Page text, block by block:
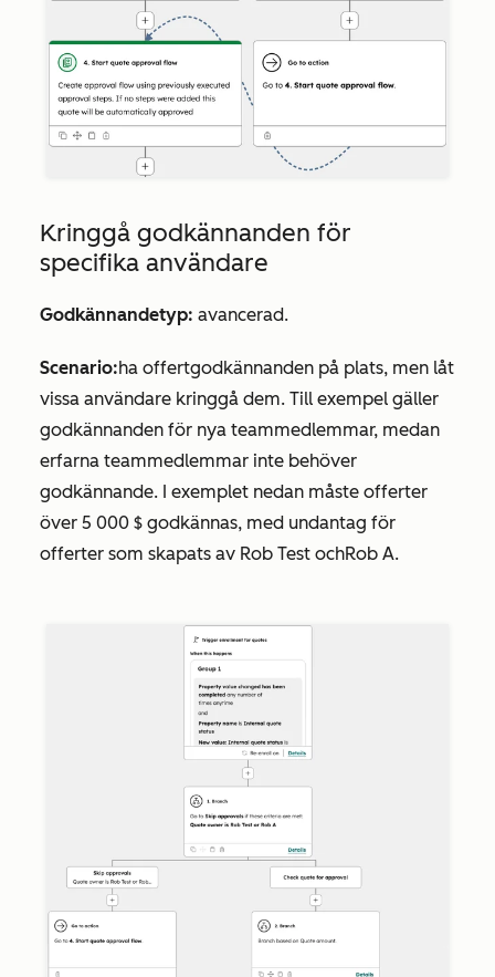
Kringgå godkännanden för
specifika användare
Godkännandetyp: avancerad.
Scenario:ha offertgodkännanden på plats, men låt
vissa användare kringgå dem. Till exempel gäller
godkännanden för nya teammedlemmar, medan
erfarna teammedlemmar inte behöver
godkännande. I exemplet nedan måste offerter
över 5 000 $ godkännas, med undantag för
offerter som skapats av Rob Test ochRob A.